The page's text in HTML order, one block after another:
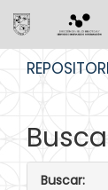
Buscar: